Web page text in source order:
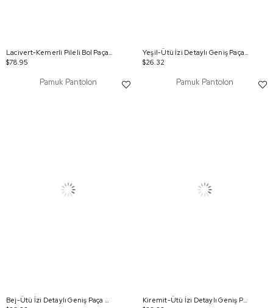
Lacivert-Kemerli Pileli Bol Paça Pantolon
$78.95
Yeşil-Ütü İzi Detaylı Geniş Paça Pantolon
$26.32
Pamuk Pantolon
Bej-Ütü İzi Detaylı Geniş Paça Pantolon
Pamuk Pantolon
Kiremit-Ütü İzi Detaylı Geniş Paça Pantolon